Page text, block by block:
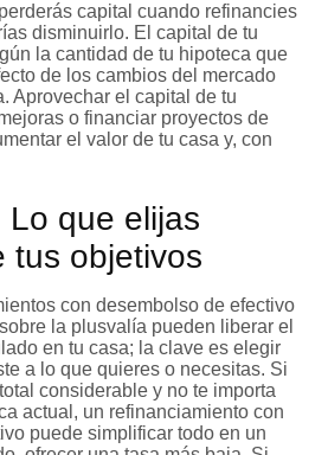
capital cuando refinancies
disminuirlo. El capital de tu
la cantidad de tu hipoteca que
de los cambios del mercado
Aprovechar el capital de tu
o financiar proyectos de
el valor de tu casa y, con
Lo que elijas
tus objetivos
con desembolso de efectivo
la plusvalía pueden liberar el
en tu casa; la clave es elegir
a lo que quieres o necesitas. Si
considerable y no te importa
actual, un refinanciamiento con
puede simplificar todo en un